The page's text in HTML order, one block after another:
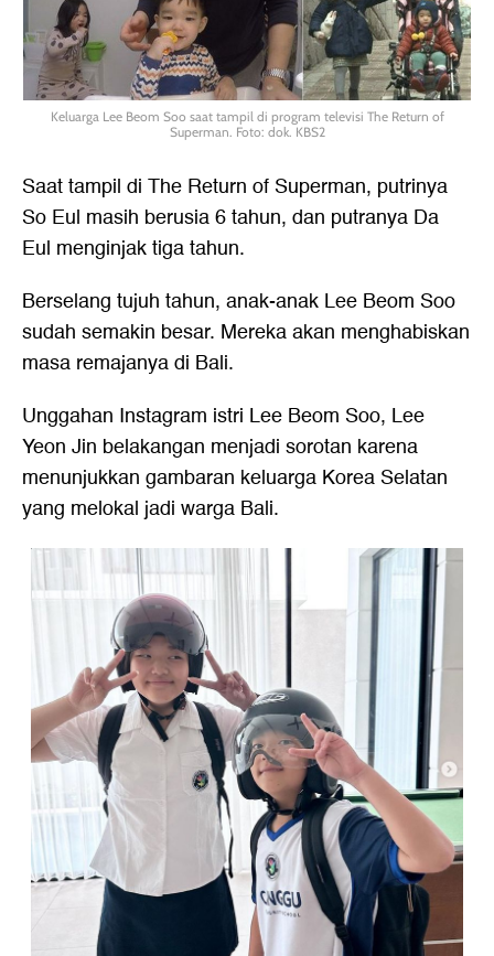
Keluarga Lee Beom Soo saat tampil di program televisi The Return of
Superman. Foto: dok. KBS2
Saat tampil di The Return of Superman, putrinya
So Eul masih berusia 6 tahun, dan putranya Da
Eul menginjak tiga tahun.
Berselang tujuh tahun, anak-anak Lee Beom Soo
sudah semakin besar. Mereka akan menghabiskan
masa remajanya di Bali.
Unggahan Instagram istri Lee Beom Soo, Lee
Yeon Jin belakangan menjadi sorotan karena
menunjukkan gambaran keluarga Korea Selatan
yang melokal jadi warga Bali.